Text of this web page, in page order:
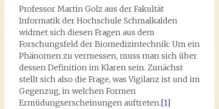
Professor Martin Golz aus der Fakultät
Informatik der Hochschule Schmalkalden
widmet sich diesen Fragen aus dem
Forschungsfeld der Biomedizintechnik: Um ein
Phänomen zu vermessen, muss man sich über
dessen Definition im Klaren sein. Zunächst
stellt sich also die Frage, was Vigilanz ist und im
Gegenzug, in welchen Formen
Ermüdungserscheinungen auftreten.[1]